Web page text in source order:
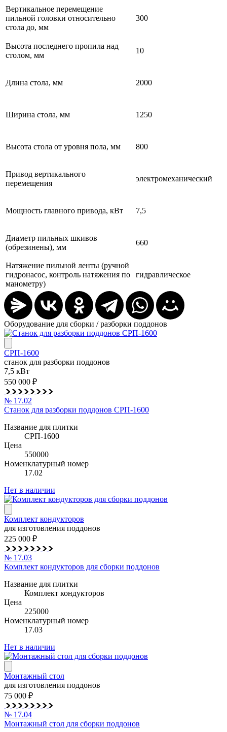
Вертикальное перемещение
пильной головки относительно
стола до, мм
300
Высота последнего пропила над
столом, мм
10
Длина стола, мм 2000
Ширина стола, мм 1250
Высота стола от уровня пола, мм 800
Привод вертикального
перемещения
электромеханический
Мощность главного привода, кВт 7,5
Диаметр пильных шкивов
(обрезинены), мм
660
Натяжение пильной ленты (ручной
гидронасос, контроль натяжения по
манометру)
гидравлическое
Оборудование для сборки / разборки поддонов
СРП-1600
станок для разборки поддонов
7,5 кВт
550 000 ₽
№ 17.02
Станок для разборки поддонов СРП-1600
Название для плитки
СРП-1600
Цена
550000
Номенклатурный номер
17.02
Нет в наличии
Комплект кондукторов
для изготовления поддонов
225 000 ₽
№ 17.03
Комплект кондукторов для сборки поддонов
Название для плитки
Комплект кондукторов
Цена
225000
Номенклатурный номер
17.03
Нет в наличии
Монтажный стол
для изготовления поддонов
75 000 ₽
№ 17.04
Монтажный стол для сборки поддонов